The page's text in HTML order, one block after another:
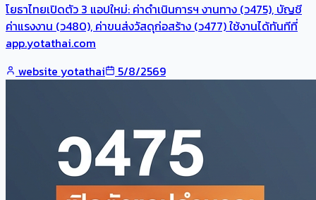
โยธาไทยเปิดตัว 3 แอปใหม่: ค่าดำเนินการฯ งานทาง (ว475), บัญชี
ค่าแรงงาน (ว480), ค่าขนส่งวัสดุก่อสร้าง (ว477) ใช้งานได้ทันทีที่
app.yotathai.com
website yotathai
5/8/2569